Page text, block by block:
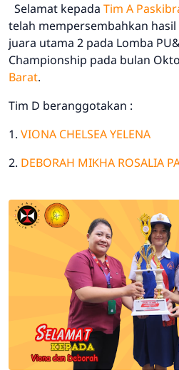
Selamat kepada Tim A
telah mempersembahkan
juara utama 2 pada Lomba
Championship pada bulan
Barat.
Tim D beranggotakan :
1. VIONA CHELSEA YELENA
2. DEBORAH MIKHA ROSALIA